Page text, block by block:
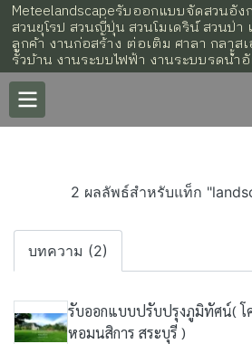
Meteelandscapeรับออกแบบจัดสวนอั
สวนยุโรป สวนญี่ปุ่น สวนโมเดริน์ สวนป่
ลูกค้า งานก่อสร้าง ต่อเติม ศาลา กลาส
รั้วบ้าน งานระบบไฟฟ้า งานระบบรดน้้ำ
2 ผลลัพธ์สำหรับแท็ก
บทความ (2)
รับออกแบบปรับปรุงภูมิทัศน์( โ
หอมนสิการ สระบุรี )